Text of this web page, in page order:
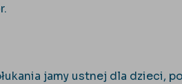
jamy ustnej dla dzieci,